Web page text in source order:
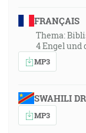
FRANÇAIS
Thema:
4 Engel und
MP3
SWAHILI
MP3